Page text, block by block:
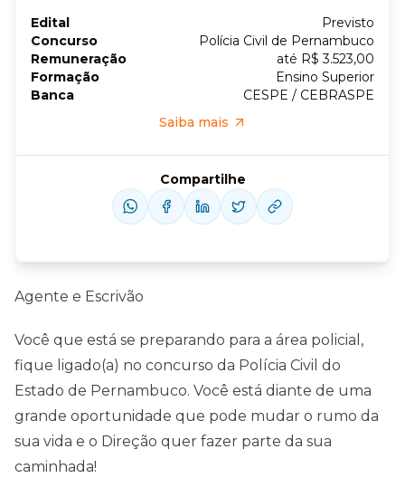
Agente e Escrivão
Você que está se preparando para a área policial,
fique ligado(a) no concurso da Polícia Civil do
Estado de Pernambuco. Você está diante de uma
grande oportunidade que pode mudar o rumo da
sua vida e o Direção quer fazer parte da sua
caminhada!
Edital
Previsto
Concurso
Polícia Civil de Pernambuco
Remuneração
até R$ 3.523,00
Formação
Ensino Superior
Banca
CESPE / CEBRASPE
Saiba mais
Compartilhe